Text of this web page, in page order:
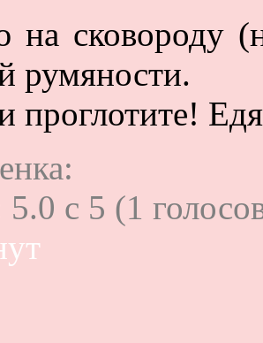
на сковороду
румяности.
проглотите!
5.0 c 5 (1